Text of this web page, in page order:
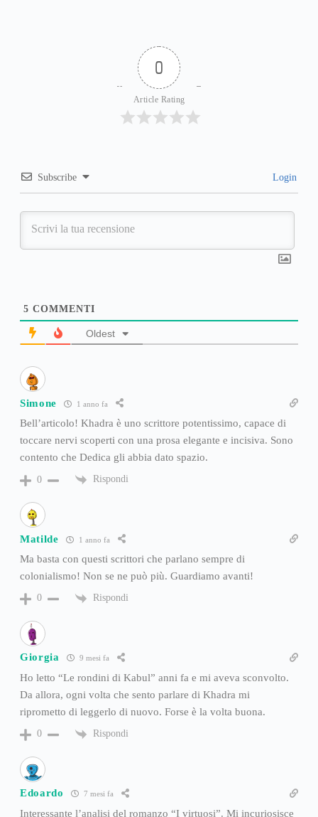
0
Article Rating
Subscribe Login
5 COMMENTI
Oldest
Simone 1 anno fa
Bell’articolo! Khadra è uno scrittore potentissimo, capace di
toccare nervi scoperti con una prosa elegante e incisiva. Sono
contento che Dedica gli abbia dato spazio.
0 Rispondi
Matilde 1 anno fa
Ma basta con questi scrittori che parlano sempre di
colonialismo! Non se ne può più. Guardiamo avanti!
0 Rispondi
Giorgia 9 mesi fa
Ho letto “Le rondini di Kabul” anni fa e mi aveva sconvolto.
Da allora, ogni volta che sento parlare di Khadra mi
riprometto di leggerlo di nuovo. Forse è la volta buona.
0 Rispondi
Edoardo 7 mesi fa
Interessante l’analisi del romanzo “I virtuosi”. Mi incuriosisce